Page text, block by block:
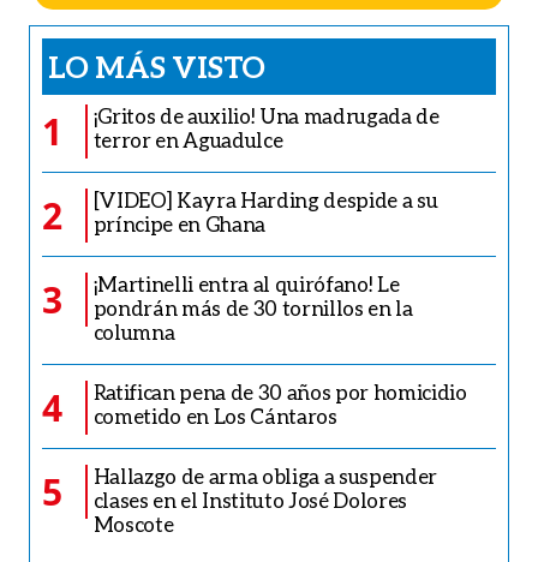
LO MÁS VISTO
1
¡Gritos de auxilio! Una madrugada de
terror en Aguadulce
2
[VIDEO] Kayra Harding despide a su
príncipe en Ghana
3
¡Martinelli entra al quirófano! Le
pondrán más de 30 tornillos en la
columna
4
Ratifican pena de 30 años por homicidio
cometido en Los Cántaros
5
Hallazgo de arma obliga a suspender
clases en el Instituto José Dolores
Moscote